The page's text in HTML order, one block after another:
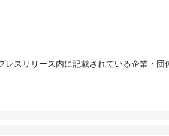
スリリース内に記載されている企業・団